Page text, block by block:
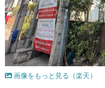
画像をもっと見る（楽天）